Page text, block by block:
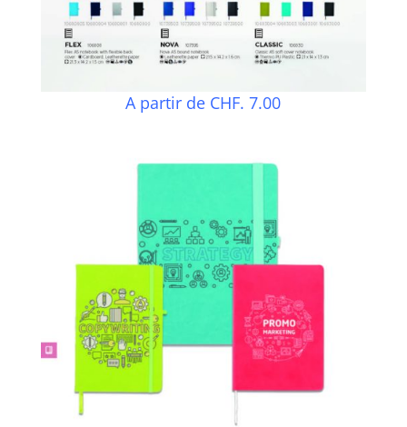
A partir de CHF. 7.00